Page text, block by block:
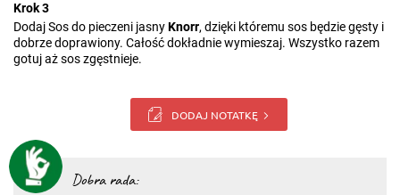
Krok 3
Dodaj Sos do pieczeni jasnyKnorr, dzięki któremu sos będzie gęsty i
dobrze doprawiony. Całość dokładnie wymieszaj. Wszystko razem
gotuj aż sos zgęstnieje.
DODAJ NOTATKĘ
Dobra rada: